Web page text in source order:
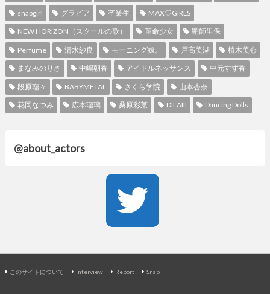
snapgirl グラビア 卒業生 MAX♡GIRLS
NEW HORIZON（スクールの歌） 革命少女 鞘師里保
Perfume 清水紗良 モーニング娘。 戸高美湖 植木美心
まなみのりさ 中嶋朝香 アイドルネッサンス 中元すず香
段原瑠々 BABYMETAL さくら学院 山本杏奈
花岡なつみ 広本瑠璃 桑原彩菜 DILAIII Dancing Dolls
@about_actors
このサイトについて Interview Report Snap